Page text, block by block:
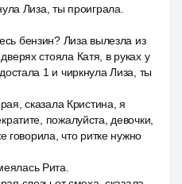
Лиза, ты проиграла.
бензин? Лиза вылезла из
стояла Катя, в руках у
1 и чиркнула Лиза, ты
сказала Кристина, я
пожалуйста, девочки,
говорила, что ритке нужно
Рита.